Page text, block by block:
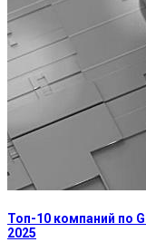
Топ-10 компаний по
2025